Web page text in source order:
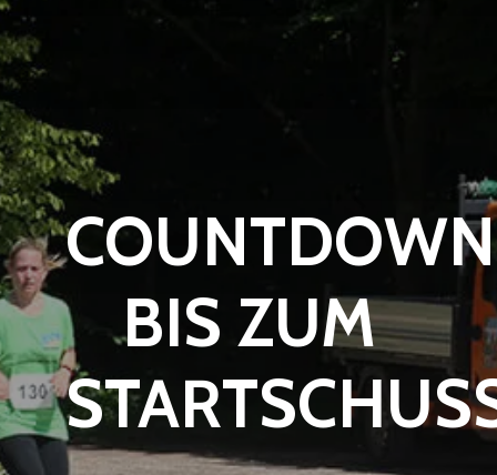
COUNTDOWN
BIS ZUM